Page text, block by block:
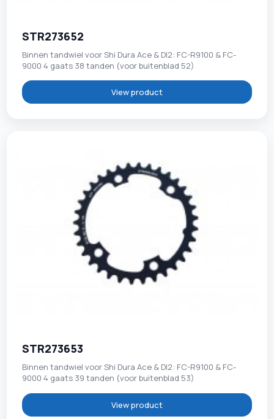
STR273652
Binnen tandwiel voor Shi Dura Ace & DI2: FC-R9100 & FC-
9000 4 gaats 38 tanden (voor buitenblad 52)
View product
STR273653
Binnen tandwiel voor Shi Dura Ace & DI2: FC-R9100 & FC-
9000 4 gaats 39 tanden (voor buitenblad 53)
View product